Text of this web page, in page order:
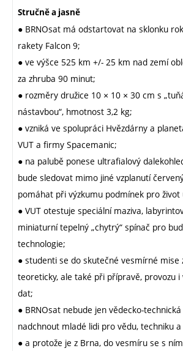
Stručně a jasně
● BRNOsat má odstartovat na sklonku
rakety Falcon 9;
● ve výšce 525 km +/- 25 km nad zemí
za zhruba 90 minut;
● rozměry družice 10 × 10 × 30 cm s
nástavbou“, hmotnost 3,2 kg;
● vzniká ve spolupráci Hvězdárny a
VUT a firmy Spacemanic;
● na palubě ponese ultrafialový
bude sledovat mimo jiné vzplanutí
pomáhat při výzkumu podmínek pro život
● VUT otestuje speciální maziva,
miniaturní tepelný „chytrý“ spínač pro
technologie;
● studenti se do skutečné vesmírné mise
teoreticky, ale také při přípravě, provozu i
dat;
● BRNOsat nebude jen vědecko-
nadchnout mladé lidi pro vědu, techniku
● a protože je z Brna, do vesmíru se s